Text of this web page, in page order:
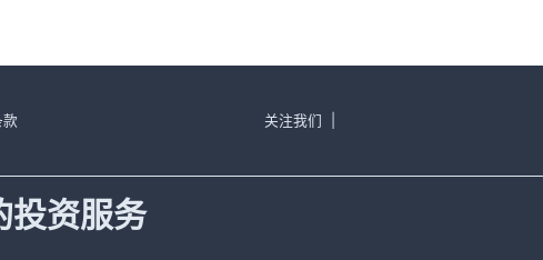
款 关注我们
投资服务